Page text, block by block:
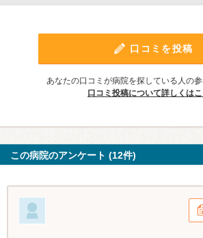
口コミを投稿
あなたの口コミが病院を探している人の参
口コミ投稿について詳しくは
この病院のアンケート (12件)